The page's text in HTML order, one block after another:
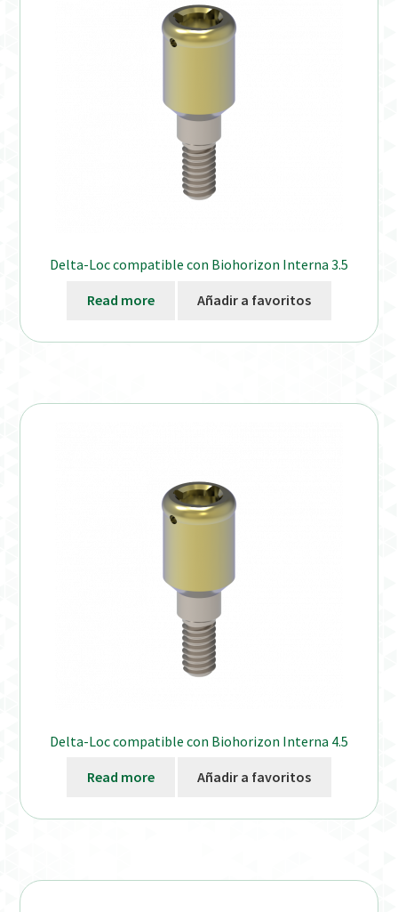
Delta-Loc compatible con Biohorizon Interna 3.5
Read more Añadir a favoritos
Delta-Loc compatible con Biohorizon Interna 4.5
Read more Añadir a favoritos